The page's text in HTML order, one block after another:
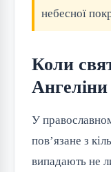
небесної
Коли
Ангеліни
У
пов’язане з
випадають не